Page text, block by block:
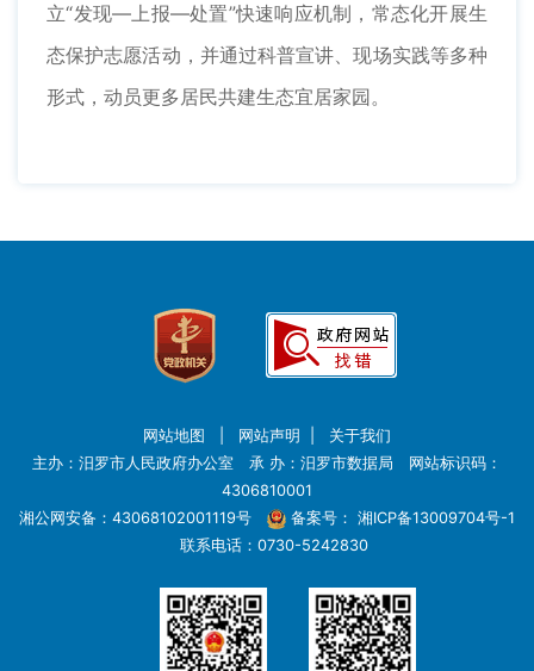
立“发现—上报—处置”快速响应机制，常态化开展生
态保护志愿活动，并通过科普宣讲、现场实践等多种
形式，动员更多居民共建生态宜居家园。
网站地图 网站声明
关于我们
主办：汨罗市人民政府办公室 承 办：汨罗市数据局 网站标识码：
4306810001
湘公网安备：43068102001119号
备案号： 湘ICP备13009704号-1
联系电话：0730-5242830